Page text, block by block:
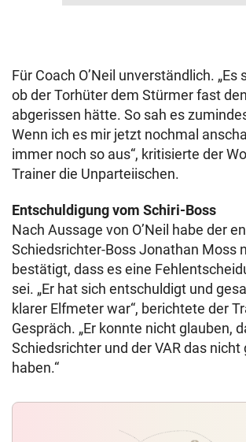
Für Coach O’Neil unverständlich. „Es
ob der Torhüter dem Stürmer fast
abgerissen hätte. So sah es
Wenn ich es mir jetzt nochmal
immer noch so aus“, kritisierte der
Trainer die Unparteiischen.
Entschuldigung vom Schiri-Boss
Nach Aussage von O’Neil habe der
Schiedsrichter-Boss Jonathan Moss
bestätigt, dass es eine
sei. „Er hat sich entschuldigt und
klarer Elfmeter war“, berichtete der
Gespräch. „Er konnte nicht glauben,
Schiedsrichter und der VAR das nicht
haben.“